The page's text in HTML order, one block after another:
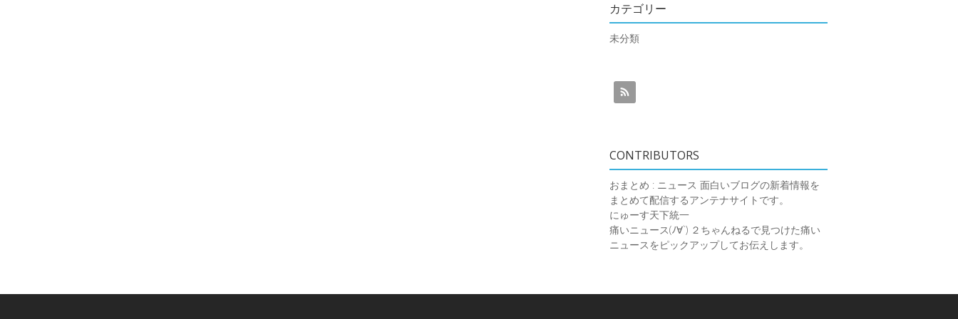
カテゴリー
未分類
CONTRIBUTORS
おまとめ : ニュース 面白いブログの新着情報を
まとめて配信するアンテナサイトです。
にゅーす天下統一
痛いニュース(ﾉ∀`) ２ちゃんねるで見つけた痛い
ニュースをピックアップしてお伝えします。